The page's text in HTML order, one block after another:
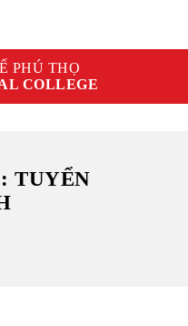
PHÚ THỌ
COLLEGE
TUYỂN